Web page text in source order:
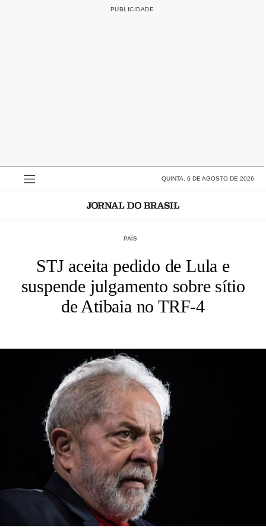
QUINTA, 6 DE AGOSTO DE 2026
PAÍS
STJ aceita pedido de Lula e
suspende julgamento sobre sítio
de Atibaia no TRF-4